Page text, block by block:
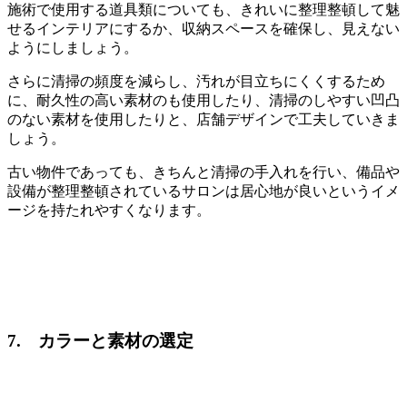
施術で使用する道具類についても、きれいに整理整頓して魅
せるインテリアにするか、収納スペースを確保し、見えない
ようにしましょう。
さらに清掃の頻度を減らし、汚れが目立ちにくくするため
に、耐久性の高い素材のも使用したり、清掃のしやすい凹凸
のない素材を使用したりと、店舗デザインで工夫していきま
しょう。
古い物件であっても、きちんと清掃の手入れを行い、備品や
設備が整理整頓されているサロンは居心地が良いというイメ
ージを持たれやすくなります。
7. カラーと素材の選定